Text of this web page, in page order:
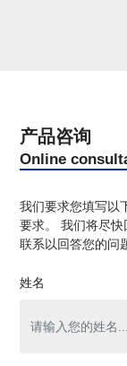
产品咨询
Online
我们要求您填写以
要求。 我们将尽
联系以回答您的问
姓名